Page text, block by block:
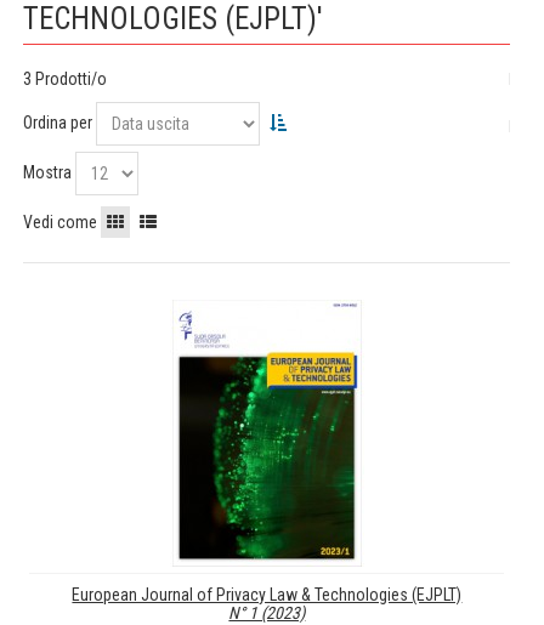
TECHNOLOGIES (EJPLT)'
3 Prodotti/o
Ordina per
Mostra
Vedi come
European Journal of Privacy Law & Technologies (EJPLT)
N° 1 (2023)